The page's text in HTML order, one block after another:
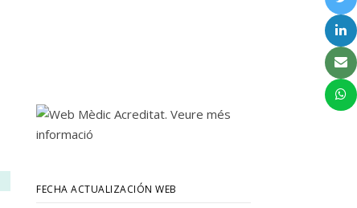
FECHA ACTUALIZACIÓN WEB